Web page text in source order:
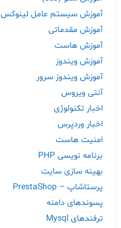
آموزش سیستم عامل لینوکس
آموزش مقدماتی
آموزش هاست
آموزش ویندوز
آموزش ویندوز سرور
آنتی ویروس
اخبار تکنولوژی
اخبار وردپرس
امنیت هاست
برنامه نویسی PHP
بهینه سازی سایت
پرستاشاپ – PrestaShop
پسوندهای دامنه
ترفندهای Mysql